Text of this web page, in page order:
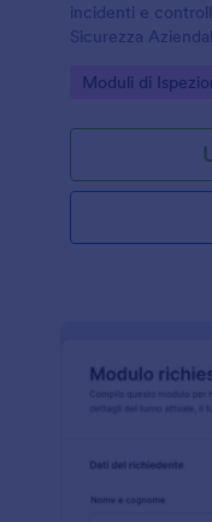
incidenti e
Sicurezza
gestiscono la
Go to Category:
Moduli di